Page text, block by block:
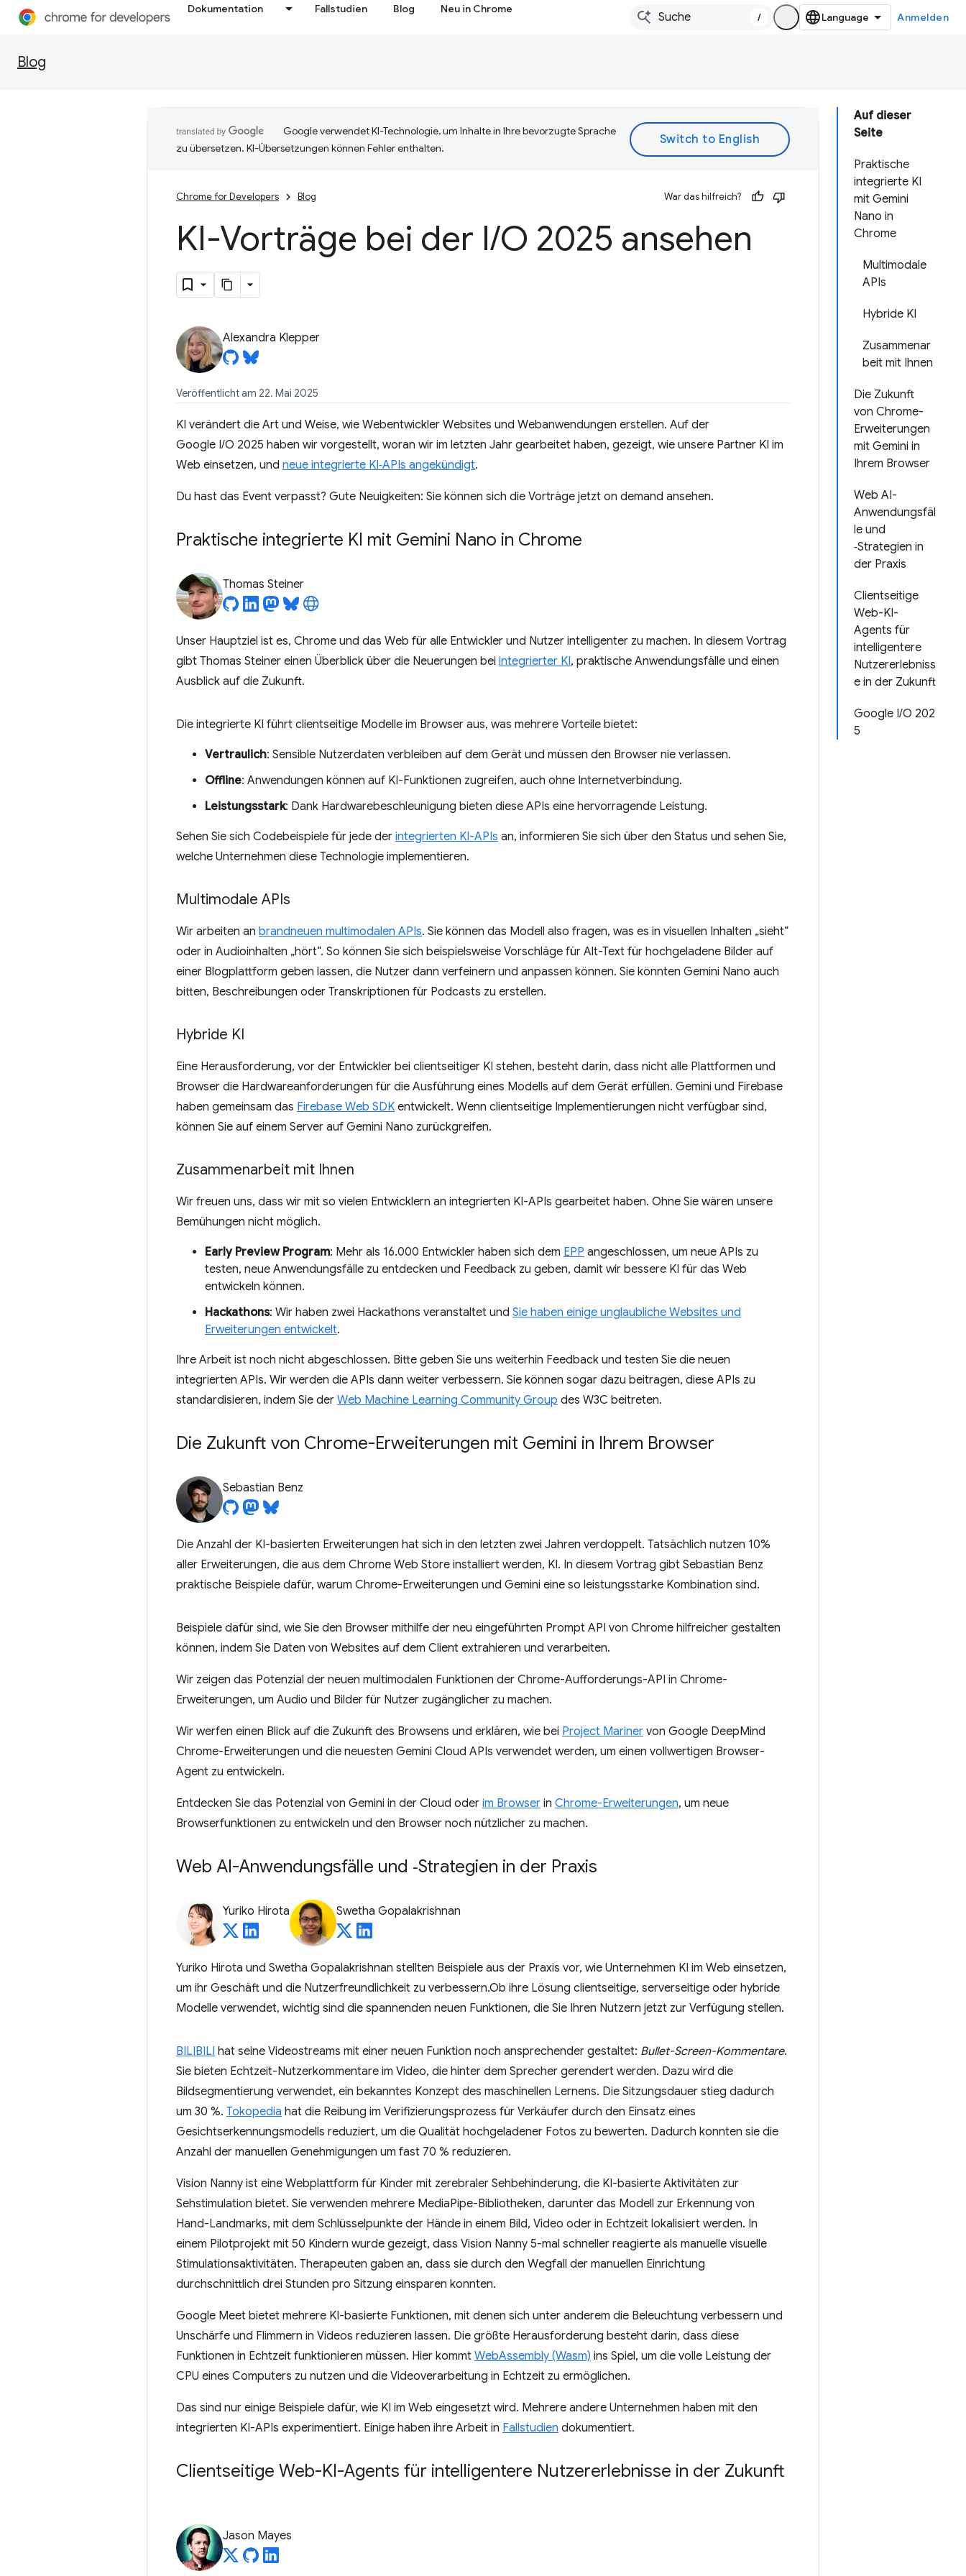
Dokumentation Fallstudien Blog Neu in Chrome
/ Anmelden
Blog
Auf dieser
Seite
Praktische
integrierte KI
mit Gemini
Nano in
Chrome
Multimodale
APIs
Hybride KI
Zusammenar
beit mit Ihnen
Die Zukunft
von Chrome-
Erweiterungen
mit Gemini in
Ihrem Browser
Web AI-
Anwendungsfäl
le und
‑Strategien in
der Praxis
Clientseitige
Web-KI-
Agents für
intelligentere
Nutzererlebniss
e in der Zukunft
Google I/O 202
5
Google verwendet KI-Technologie, um Inhalte in Ihre bevorzugte Sprache
zu übersetzen. KI-Übersetzungen können Fehler enthalten.
Chrome for Developers Blog War das hilfreich?
KI-Vorträge bei der I/O 2025 ansehen
Alexandra Klepper
Veröffentlicht am 22. Mai 2025
KI verändert die Art und Weise, wie Webentwickler Websites und Webanwendungen erstellen. Auf der
Google I/O 2025 haben wir vorgestellt, woran wir im letzten Jahr gearbeitet haben, gezeigt, wie unsere Partner KI im
Web einsetzen, und neue integrierte KI‑APIs angekündigt.
Du hast das Event verpasst? Gute Neuigkeiten: Sie können sich die Vorträge jetzt on demand ansehen.
Praktische integrierte KI mit Gemini Nano in Chrome
Thomas Steiner
Unser Hauptziel ist es, Chrome und das Web für alle Entwickler und Nutzer intelligenter zu machen. In diesem Vortrag
gibt Thomas Steiner einen Überblick über die Neuerungen bei integrierter KI, praktische Anwendungsfälle und einen
Ausblick auf die Zukunft.
Die integrierte KI führt clientseitige Modelle im Browser aus, was mehrere Vorteile bietet:
Vertraulich: Sensible Nutzerdaten verbleiben auf dem Gerät und müssen den Browser nie verlassen.
Offline: Anwendungen können auf KI-Funktionen zugreifen, auch ohne Internetverbindung.
Leistungsstark: Dank Hardwarebeschleunigung bieten diese APIs eine hervorragende Leistung.
Sehen Sie sich Codebeispiele für jede der integrierten KI-APIs an, informieren Sie sich über den Status und sehen Sie,
welche Unternehmen diese Technologie implementieren.
Multimodale APIs
Wir arbeiten an brandneuen multimodalen APIs. Sie können das Modell also fragen, was es in visuellen Inhalten „sieht“
oder in Audioinhalten „hört“. So können Sie sich beispielsweise Vorschläge für Alt-Text für hochgeladene Bilder auf
einer Blogplattform geben lassen, die Nutzer dann verfeinern und anpassen können. Sie könnten Gemini Nano auch
bitten, Beschreibungen oder Transkriptionen für Podcasts zu erstellen.
Hybride KI
Eine Herausforderung, vor der Entwickler bei clientseitiger KI stehen, besteht darin, dass nicht alle Plattformen und
Browser die Hardwareanforderungen für die Ausführung eines Modells auf dem Gerät erfüllen. Gemini und Firebase
haben gemeinsam das Firebase Web SDK entwickelt. Wenn clientseitige Implementierungen nicht verfügbar sind,
können Sie auf einem Server auf Gemini Nano zurückgreifen.
Zusammenarbeit mit Ihnen
Wir freuen uns, dass wir mit so vielen Entwicklern an integrierten KI-APIs gearbeitet haben. Ohne Sie wären unsere
Bemühungen nicht möglich.
Early Preview Program: Mehr als 16.000 Entwickler haben sich dem EPP angeschlossen, um neue APIs zu
testen, neue Anwendungsfälle zu entdecken und Feedback zu geben, damit wir bessere KI für das Web
entwickeln können.
Hackathons: Wir haben zwei Hackathons veranstaltet und Sie haben einige unglaubliche Websites und
Erweiterungen entwickelt.
Ihre Arbeit ist noch nicht abgeschlossen. Bitte geben Sie uns weiterhin Feedback und testen Sie die neuen
integrierten APIs. Wir werden die APIs dann weiter verbessern. Sie können sogar dazu beitragen, diese APIs zu
standardisieren, indem Sie der Web Machine Learning Community Group des W3C beitreten.
Die Zukunft von Chrome-Erweiterungen mit Gemini in Ihrem Browser
Sebastian Benz
Die Anzahl der KI-basierten Erweiterungen hat sich in den letzten zwei Jahren verdoppelt. Tatsächlich nutzen 10%
aller Erweiterungen, die aus dem Chrome Web Store installiert werden, KI. In diesem Vortrag gibt Sebastian Benz
praktische Beispiele dafür, warum Chrome-Erweiterungen und Gemini eine so leistungsstarke Kombination sind.
Beispiele dafür sind, wie Sie den Browser mithilfe der neu eingeführten Prompt API von Chrome hilfreicher gestalten
können, indem Sie Daten von Websites auf dem Client extrahieren und verarbeiten.
Wir zeigen das Potenzial der neuen multimodalen Funktionen der Chrome-Aufforderungs-API in Chrome-
Erweiterungen, um Audio und Bilder für Nutzer zugänglicher zu machen.
Wir werfen einen Blick auf die Zukunft des Browsens und erklären, wie bei Project Mariner von Google DeepMind
Chrome-Erweiterungen und die neuesten Gemini Cloud APIs verwendet werden, um einen vollwertigen Browser-
Agent zu entwickeln.
Entdecken Sie das Potenzial von Gemini in der Cloud oder im Browser in Chrome-Erweiterungen, um neue
Browserfunktionen zu entwickeln und den Browser noch nützlicher zu machen.
Web AI-Anwendungsfälle und ‑Strategien in der Praxis
Yuriko Hirota Swetha Gopalakrishnan
Yuriko Hirota und Swetha Gopalakrishnan stellten Beispiele aus der Praxis vor, wie Unternehmen KI im Web einsetzen,
um ihr Geschäft und die Nutzerfreundlichkeit zu verbessern.Ob ihre Lösung clientseitige, serverseitige oder hybride
Modelle verwendet, wichtig sind die spannenden neuen Funktionen, die Sie Ihren Nutzern jetzt zur Verfügung stellen.
BILIBILI hat seine Videostreams mit einer neuen Funktion noch ansprechender gestaltet: Bullet-Screen-Kommentare.
Sie bieten Echtzeit-Nutzerkommentare im Video, die hinter dem Sprecher gerendert werden. Dazu wird die
Bildsegmentierung verwendet, ein bekanntes Konzept des maschinellen Lernens. Die Sitzungsdauer stieg dadurch
um 30 %. Tokopedia hat die Reibung im Verifizierungsprozess für Verkäufer durch den Einsatz eines
Gesichtserkennungsmodells reduziert, um die Qualität hochgeladener Fotos zu bewerten. Dadurch konnten sie die
Anzahl der manuellen Genehmigungen um fast 70 % reduzieren.
Vision Nanny ist eine Webplattform für Kinder mit zerebraler Sehbehinderung, die KI-basierte Aktivitäten zur
Sehstimulation bietet. Sie verwenden mehrere MediaPipe-Bibliotheken, darunter das Modell zur Erkennung von
Hand-Landmarks, mit dem Schlüsselpunkte der Hände in einem Bild, Video oder in Echtzeit lokalisiert werden. In
einem Pilotprojekt mit 50 Kindern wurde gezeigt, dass Vision Nanny 5-mal schneller reagierte als manuelle visuelle
Stimulationsaktivitäten. Therapeuten gaben an, dass sie durch den Wegfall der manuellen Einrichtung
durchschnittlich drei Stunden pro Sitzung einsparen konnten.
Google Meet bietet mehrere KI-basierte Funktionen, mit denen sich unter anderem die Beleuchtung verbessern und
Unschärfe und Flimmern in Videos reduzieren lassen. Die größte Herausforderung besteht darin, dass diese
Funktionen in Echtzeit funktionieren müssen. Hier kommt WebAssembly (Wasm) ins Spiel, um die volle Leistung der
CPU eines Computers zu nutzen und die Videoverarbeitung in Echtzeit zu ermöglichen.
Das sind nur einige Beispiele dafür, wie KI im Web eingesetzt wird. Mehrere andere Unternehmen haben mit den
integrierten KI-APIs experimentiert. Einige haben ihre Arbeit in Fallstudien dokumentiert.
Clientseitige Web-KI-Agents für intelligentere Nutzererlebnisse in der Zukunft
Jason Mayes